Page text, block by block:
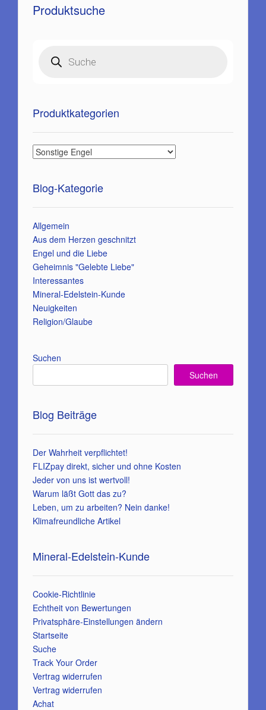
Produktsuche
search
Produktkategorien
Blog-Kategorie
Allgemein
Aus dem Herzen geschnitzt
Engel und die Liebe
Geheimnis "Gelebte Liebe"
Interessantes
Mineral-Edelstein-Kunde
Neuigkeiten
Religion/Glaube
Suchen
Suchen
Blog Beiträge
Der Wahrheit verpflichtet!
FLIZpay direkt, sicher und ohne Kosten
Jeder von uns ist wertvoll!
Warum läßt Gott das zu?
Leben, um zu arbeiten? Nein danke!
Klimafreundliche Artikel
Mineral-Edelstein-Kunde
Cookie-Richtlinie
Echtheit von Bewertungen
Privatsphäre-Einstellungen ändern
Startseite
Suche
Track Your Order
Vertrag widerrufen
Vertrag widerrufen
Achat